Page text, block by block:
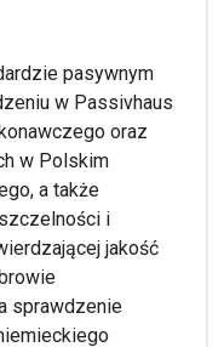
pasywnym
w Passivhaus
oraz
w Polskim
a także
i
jakość
sprawdzenie